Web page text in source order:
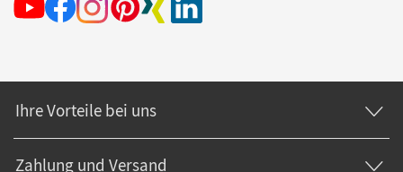
Ihre Vorteile bei uns
Zahlung und Versand